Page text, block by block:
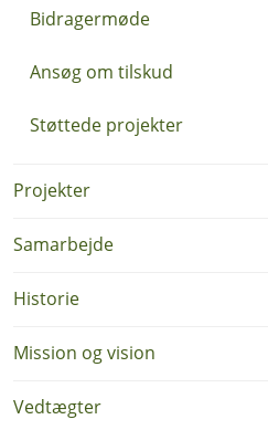
Bidragermøde
Ansøg om tilskud
Støttede projekter
Projekter
Samarbejde
Historie
Mission og vision
Vedtægter